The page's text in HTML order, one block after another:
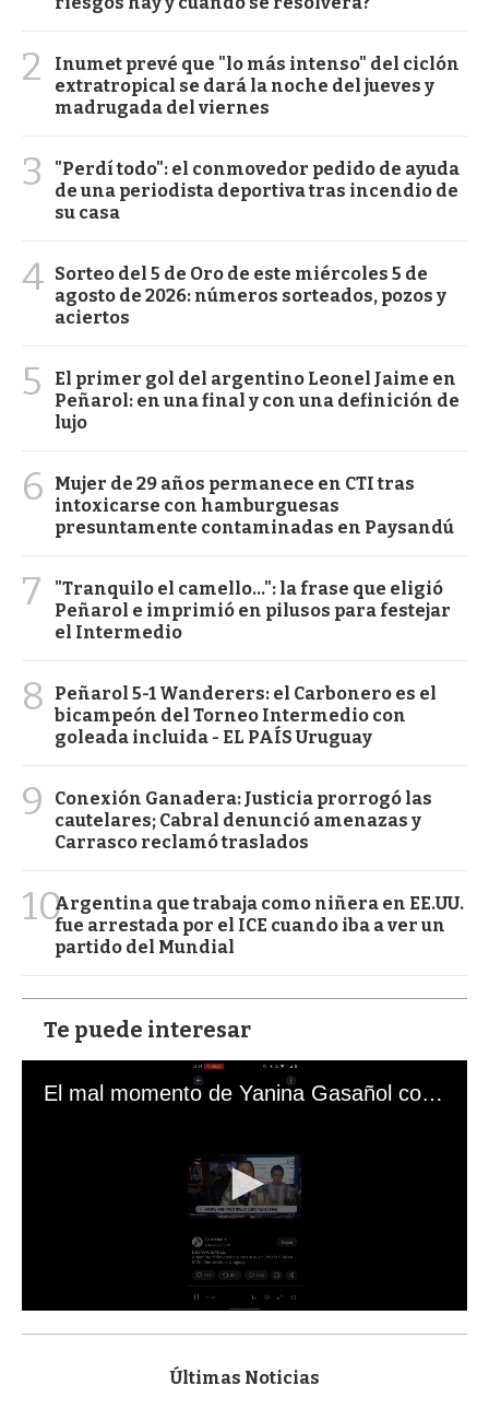
2
Inumet prevé que "lo más intenso" del ciclón
extratropical se dará la noche del jueves y
madrugada del viernes
3
"Perdí todo": el conmovedor pedido de ayuda
de una periodista deportiva tras incendio de
su casa
4 Sorteo del 5 de Oro de este miércoles 5 de
agosto de 2026: números sorteados, pozos y
aciertos
5
El primer gol del argentino Leonel Jaime en
Peñarol: en una final y con una definición de
lujo
6
Mujer de 29 años permanece en CTI tras
intoxicarse con hamburguesas
presuntamente contaminadas en Paysandú
7
"Tranquilo el camello...": la frase que eligió
Peñarol e imprimió en pilusos para festejar
el Intermedio
8
Peñarol 5-1 Wanderers: el Carbonero es el
bicampeón del Torneo Intermedio con
goleada incluida - EL PAÍS Uruguay
9
Conexión Ganadera: Justicia prorrogó las
cautelares; Cabral denunció amenazas y
Carrasco reclamó traslados
10Argentina que trabaja como niñera en EE.UU.
fue arrestada por el ICE cuando iba a ver un
partido del Mundial
Te puede interesar
El mal momento de Yanina Gasañol con un hincha argentino en "Subrayado"
s
Últimas Noticias